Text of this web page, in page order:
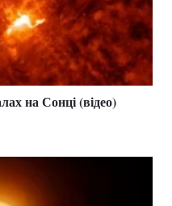
на Сонці (відео)